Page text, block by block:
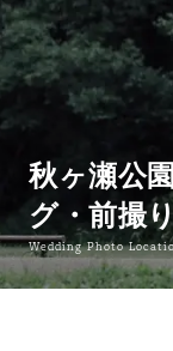
秋ヶ瀬公
グ・前撮
Wedding Photo